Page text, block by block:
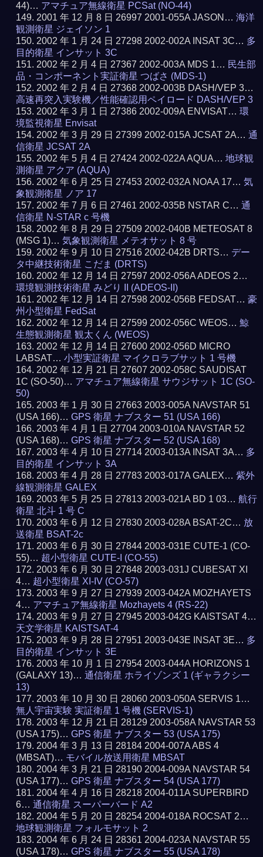
44)… アマチュア無線衛星 PCSat (NO-44)
2001 年 12 月 8 日 26997 2001-055A JASON…海洋
観測衛星 ジェイソン 1
2002 年 1 月 24 日 27298 2002-002A INSAT 3C… 多
目的衛星 インサット 3C
2002 年 2 月 4 日 27367 2002-003A MDS 1… 民生部
品・コンポーネント実証衛星 つばさ (MDS-1)
2002 年 2 月 4 日 27368 2002-003B DASH/VEP 3…
高速再突入実験機／性能確認用ペイロード DASH/VEP 3
2002 年 3 月 1 日 27386 2002-009A ENVISAT…環
境監視衛星 Envisat
2002 年 3 月 29 日 27399 2002-015A JCSAT 2A…通
信衛星 JCSAT 2A
2002 年 5 月 4 日 27424 2002-022A AQUA…地球観
測衛星 アクア (AQUA)
2002 年 6 月 25 日 27453 2002-032A NOAA 17…気
象観測衛星 ノア 17
2002 年 7 月 6 日 27461 2002-035B NSTAR C…通
信衛星 N-STAR c 号機
2002 年 8 月 29 日 27509 2002-040B METEOSAT 8
(MSG 1)…気象観測衛星 メテオサット 8 号
2002 年 9 月 10 日 27516 2002-042B DRTS… デー
タ中継技術衛星 こだま (DRTS)
2002 年 12 月 14 日 27597 2002-056A ADEOS 2…
環境観測技術衛星 みどり II (ADEOS-II)
2002 年 12 月 14 日 27598 2002-056B FEDSAT…豪
州小型衛星 FedSat
2002 年 12 月 14 日 27599 2002-056C WEOS…鯨
生態観測衛星 観太くん (WEOS)
2002 年 12 月 14 日 27600 2002-056D MICRO
LABSAT…小型実証衛星 マイクロラブサット 1 号機
2002 年 12 月 21 日 27607 2002-058C SAUDISAT
1C (SO-50)… アマチュア無線衛星 サウジサット 1C (SO-
50)
2003 年 1 月 30 日 27663 2003-005A NAVSTAR 51
(USA 166)…GPS 衛星 ナブスター 51 (USA 166)
2003 年 4 月 1 日 27704 2003-010A NAVSTAR 52
(USA 168)…GPS 衛星 ナブスター 52 (USA 168)
2003 年 4 月 10 日 27714 2003-013A INSAT 3A… 多
目的衛星 インサット 3A
2003 年 4 月 28 日 27783 2003-017A GALEX…紫外
線観測衛星 GALEX
2003 年 5 月 25 日 27813 2003-021A BD 1 03…航行
衛星 北斗 1 号 C
2003 年 6 月 12 日 27830 2003-028A BSAT-2C… 放
送衛星 BSAT-2c
2003 年 6 月 30 日 27844 2003-031E CUTE-1 (CO-
55)… 超小型衛星 CUTE-I (CO-55)
2003 年 6 月 30 日 27848 2003-031J CUBESAT XI
4… 超小型衛星 XI-IV (CO-57)
2003 年 9 月 27 日 27939 2003-042A MOZHAYETS
4… アマチュア無線衛星 Mozhayets 4 (RS-22)
2003 年 9 月 27 日 27945 2003-042G KAISTSAT 4…
天文学衛星 KAISTSAT-4
2003 年 9 月 28 日 27951 2003-043E INSAT 3E… 多
目的衛星 インサット 3E
2003 年 10 月 1 日 27954 2003-044A HORIZONS 1
(GALAXY 13)…通信衛星 ホライゾンズ 1 (ギャラクシー
13)
2003 年 10 月 30 日 28060 2003-050A SERVIS 1…
無人宇宙実験 実証衛星 1 号機 (SERVIS-1)
2003 年 12 月 21 日 28129 2003-058A NAVSTAR 53
(USA 175)…GPS 衛星 ナブスター 53 (USA 175)
2004 年 3 月 13 日 28184 2004-007A ABS 4
(MBSAT)… モバイル放送用衛星 MBSAT
2004 年 3 月 21 日 28190 2004-009A NAVSTAR 54
(USA 177)…GPS 衛星 ナブスター 54 (USA 177)
2004 年 4 月 16 日 28218 2004-011A SUPERBIRD
6…通信衛星 スーパーバード A2
2004 年 5 月 20 日 28254 2004-018A ROCSAT 2…
地球観測衛星 フォルモサット 2
2004 年 6 月 24 日 28361 2004-023A NAVSTAR 55
(USA 178)…GPS 衛星 ナブスター 55 (USA 178)